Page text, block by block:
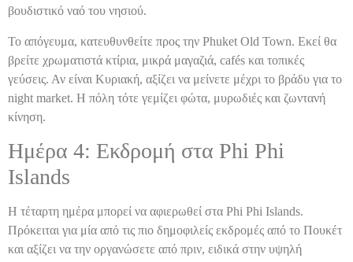
βουδιστικό ναό του νησιού.
Το απόγευμα, κατευθυνθείτε προς την Phuket Old Town. Εκεί θα
βρείτε χρωματιστά κτίρια, μικρά μαγαζιά, cafés και τοπικές
γεύσεις. Αν είναι Κυριακή, αξίζει να μείνετε μέχρι το βράδυ για το
night market. Η πόλη τότε γεμίζει φώτα, μυρωδιές και ζωντανή
κίνηση.
Ημέρα 4: Εκδρομή στα Phi Phi
Islands
Η τέταρτη ημέρα μπορεί να αφιερωθεί στα Phi Phi Islands.
Πρόκειται για μία από τις πιο δημοφιλείς εκδρομές από το Πουκέτ
και αξίζει να την οργανώσετε από πριν, ειδικά στην υψηλή